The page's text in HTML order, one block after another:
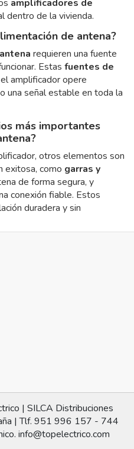
amplificadores de
dentro de la vivienda.
de antena?
requieren una fuente
Estas fuentes de
amplificador opere
una señal estable en toda la
más importantes
otros elementos son
exitosa, como garras y
de forma segura, y
conexión fiable. Estos
duradera y sin
| SILCA Distribuciones
| Tlf. 951 996 157 - 744
info@topelectrico.com